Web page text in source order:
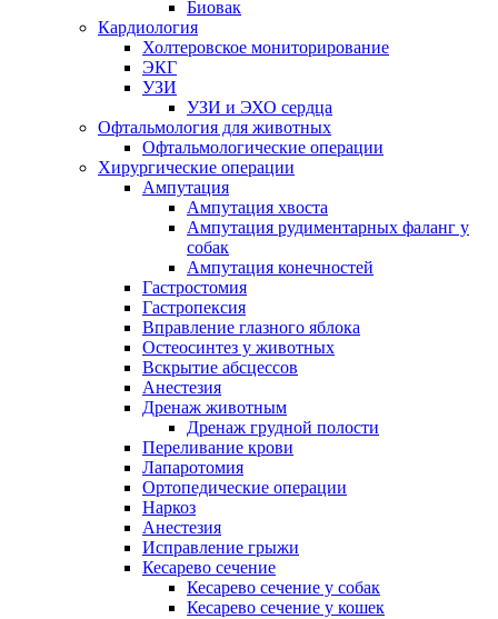
Биовак
Кардиология
Холтеровское мониторирование
ЭКГ
УЗИ
УЗИ и ЭХО сердца
Офтальмология для животных
Офтальмологические операции
Хирургические операции
Ампутация
Ампутация хвоста
Ампутация рудиментарных фаланг у
собак
Ампутация конечностей
Гастростомия
Гастропексия
Вправление глазного яблока
Остеосинтез у животных
Вскрытие абсцессов
Анестезия
Дренаж животным
Дренаж грудной полости
Переливание крови
Лапаротомия
Ортопедические операции
Наркоз
Анестезия
Исправление грыжи
Кесарево сечение
Кесарево сечение у собак
Кесарево сечение у кошек